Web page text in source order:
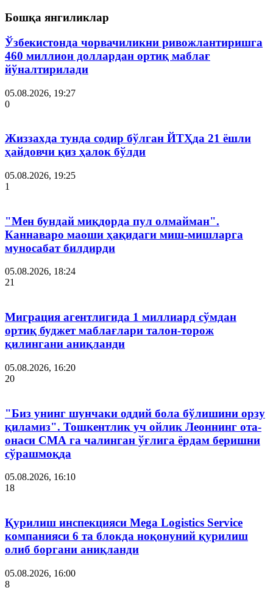
Бошқа янгиликлар
Ўзбекистонда чорвачиликни ривожлантиришга
460 миллион доллардан ортиқ маблағ
йўналтирилади
05.08.2026, 19:27
0
Жиззахда тунда содир бўлган ЙТҲда 21 ёшли
ҳайдовчи қиз ҳалок бўлди
05.08.2026, 19:25
1
"Мен бундай миқдорда пул олмайман".
Каннаваро маоши ҳақидаги миш-мишларга
муносабат билдирди
05.08.2026, 18:24
21
Миграция агентлигида 1 миллиард сўмдан
ортиқ буджет маблағлари талон-торож
қилингани аниқланди
05.08.2026, 16:20
20
"Биз унинг шунчаки оддий бола бўлишини орзу
қиламиз". Тошкентлик уч ойлик Леоннинг ота-
онаси СМА га чалинган ўғлига ёрдам беришни
сўрашмоқда
05.08.2026, 16:10
18
Қурилиш инспекцияси Мega Logistics Service
компанияси 6 та блокда ноқонуний қурилиш
олиб боргани аниқланди
05.08.2026, 16:00
8